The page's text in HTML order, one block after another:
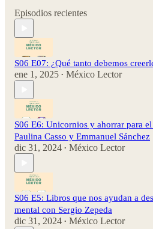
Episodios recientes
S06 E07: ¿Qué tanto debemos
ene 1, 2025 • México Lector
S06 E6: Unicornios y ahorrar para
Paulina Casso y Emmanuel Sánchez
dic 31, 2024 • México Lector
S06 E5: Libros que nos ayudan a
mental con Sergio Zepeda
dic 31, 2024 • México Lector